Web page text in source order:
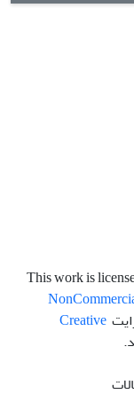
Creative